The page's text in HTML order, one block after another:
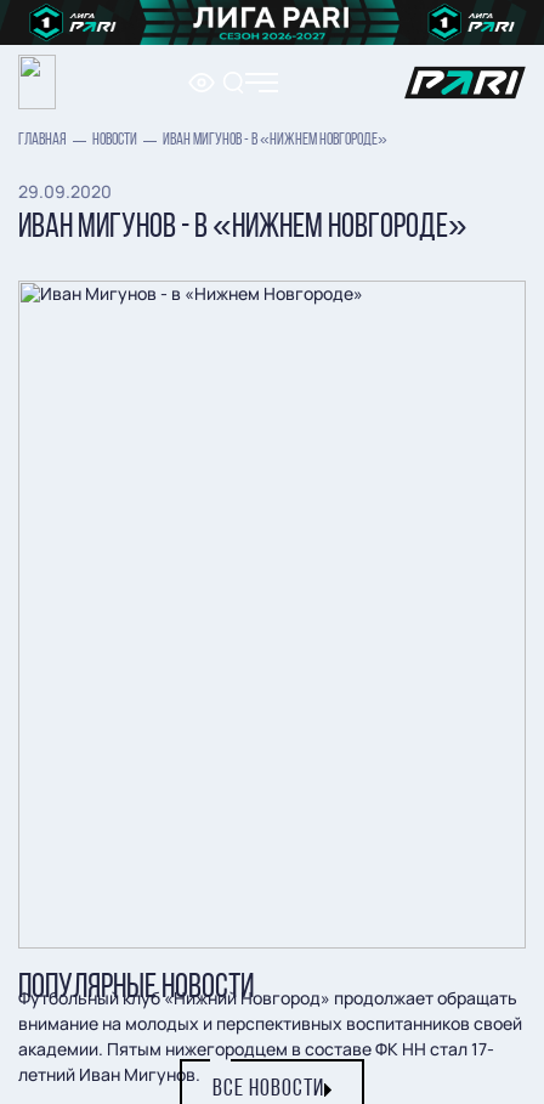
ГЛАВНАЯ НОВОСТИ ИВАН МИГУНОВ - В «НИЖНЕМ НОВГОРОДЕ»
29.09.2020
ИВАН МИГУНОВ - В «НИЖНЕМ НОВГОРОДЕ»
Футбольный клуб «Нижний Новгород» продолжает обращать
внимание на молодых и перспективных воспитанников своей
академии. Пятым нижегородцем в составе ФК НН стал 17-
летний Иван Мигунов.
ПОПУЛЯРНЫЕ НОВОСТИ
ВСЕ НОВОСТИ